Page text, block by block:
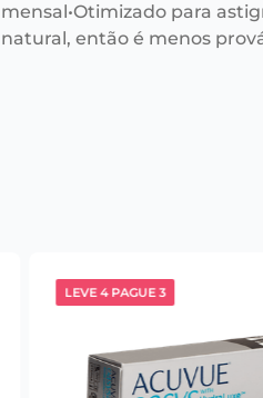
mensal•Otimizado para
natural, então é menos
LEVE 4 PAGUE 3